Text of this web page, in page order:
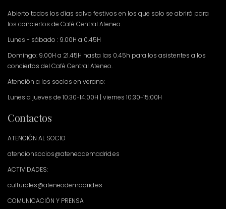
Abierto todos los días salvo festivos en los que solo se abrirá para
los conciertos de Café Central Ateneo.
Lunes - sábado : 9.00H a 0.45H
Domingo: 9.00H a 21.45H hasta las 0.45h para los asistentes a los
conciertos del Café Central Ateneo.
Atención a los socios en verano:
Lunes a jueves de 10:30-14:00H | viernes 10:30-15:00H
Contactos
ATENCIÓN AL SOCIO
atencionsocios@ateneodemadrid.es
ACTIVIDADES:
culturales@ateneodemadrid.es
COMUNICACIÓN Y PRENSA